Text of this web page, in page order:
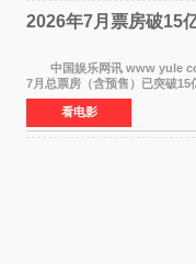
2026年7月票房破15
中国娱乐网讯 www yule
7月总票房（含预售）已突破
众多上映影片中，《功夫女足》
看电影